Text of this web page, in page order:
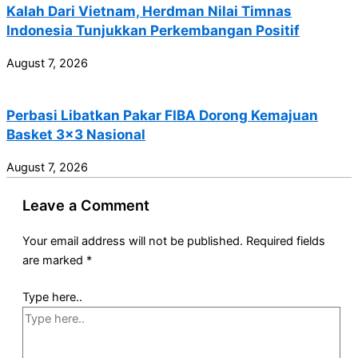
Kalah Dari Vietnam, Herdman Nilai Timnas
Indonesia Tunjukkan Perkembangan Positif
August 7, 2026
Perbasi Libatkan Pakar FIBA Dorong Kemajuan
Basket 3×3 Nasional
August 7, 2026
Leave a Comment
Your email address will not be published. Required fields
are marked *
Type here..